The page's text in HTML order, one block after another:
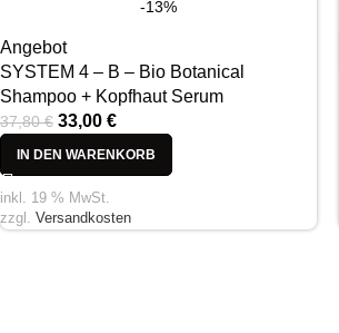
-13%
Angebot
SYSTEM 4 – B – Bio Botanical
Shampoo + Kopfhaut Serum
37,80€ 33,00 €
IN DEN WARENKORB
inkl. 19 % MwSt.
zzgl. Versandkosten